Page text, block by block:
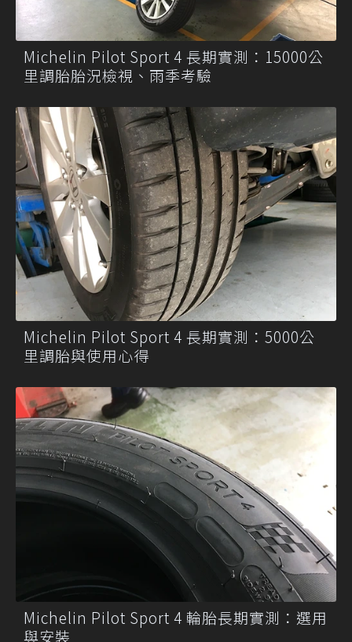
Michelin Pilot Sport 4 長期實測：15000公
里調胎胎況檢視、雨季考驗
Michelin Pilot Sport 4 長期實測：5000公
里調胎與使用心得
Michelin Pilot Sport 4 輪胎長期實測：選用
與安裝